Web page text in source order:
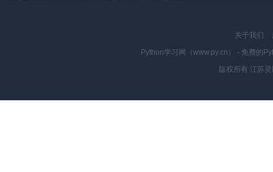
关于我们
Python学习网（www.py.cn） - 免费的
版权所有 江苏